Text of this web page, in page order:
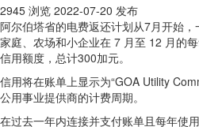
2945 浏览 2022-07-20 发布
阿尔伯塔省的电费返还计划从7月开始
家庭、农场和小企业在 7 月至 12 月的
信用额度，总计300加元。
信用将在账单上显示为“GOA Utility
公用事业提供商的计费周期。
在过去一年内连接并支付账单且每年使